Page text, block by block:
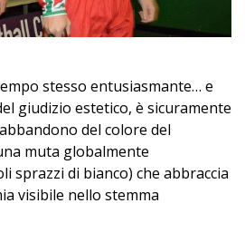
stesso entusiasmante… e
giudizio estetico, è sicuramente
del colore del
muta globalmente
sprazzi di bianco) che abbraccia
visibile nello stemma